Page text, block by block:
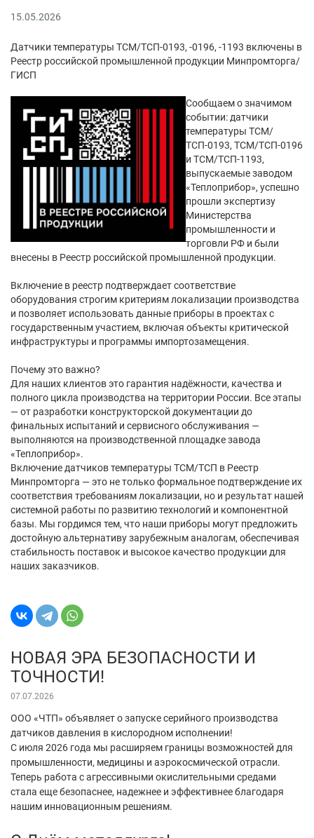
15.05.2026
Датчики температуры ТСМ/ТСП-0193, -0196, -1193 включены в
Реестр российской промышленной продукции Минпромторга/
ГИСП
Сообщаем о значимом
событии: датчики
температуры ТСМ/
ТСП-0193, ТСМ/ТСП-0196
и ТСМ/ТСП-1193,
выпускаемые заводом
«Теплоприбор», успешно
прошли экспертизу
Министерства
промышленности и
торговли РФ и были
внесены в Реестр российской промышленной продукции.
Включение в реестр подтверждает соответствие
оборудования строгим критериям локализации производства
и позволяет использовать данные приборы в проектах с
государственным участием, включая объекты критической
инфраструктуры и программы импортозамещения.
Почему это важно?
Для наших клиентов это гарантия надёжности, качества и
полного цикла производства на территории России. Все этапы
— от разработки конструкторской документации до
финальных испытаний и сервисного обслуживания —
выполняются на производственной площадке завода
«Теплоприбор».
Включение датчиков температуры ТСМ/ТСП в Реестр
Минпромторга — это не только формальное подтверждение их
соответствия требованиям локализации, но и результат нашей
системной работы по развитию технологий и компонентной
базы. Мы гордимся тем, что наши приборы могут предложить
достойную альтернативу зарубежным аналогам, обеспечивая
стабильность поставок и высокое качество продукции для
наших заказчиков.
НОВАЯ ЭРА БЕЗОПАСНОСТИ И
ТОЧНОСТИ!
07.07.2026
ООО «ЧТП» объявляет о запуске серийного производства
датчиков давления в кислородном исполнении!
С июля 2026 года мы расширяем границы возможностей для
промышленности, медицины и аэрокосмической отрасли.
Теперь работа с агрессивными окислительными средами
стала еще безопаснее, надежнее и эффективнее благодаря
нашим инновационным решениям.